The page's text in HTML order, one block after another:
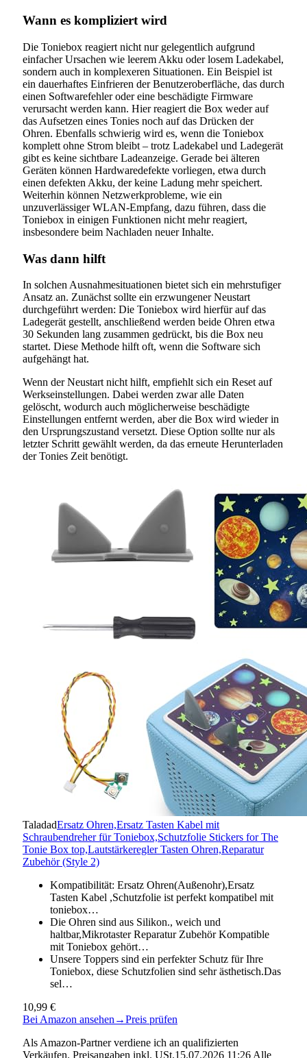
Wann es kompliziert wird
Die Toniebox reagiert nicht nur gelegentlich aufgrund
einfacher Ursachen wie leerem Akku oder losem Ladekabel,
sondern auch in komplexeren Situationen. Ein Beispiel ist
ein dauerhaftes Einfrieren der Benutzeroberfläche, das durch
einen Softwarefehler oder eine beschädigte Firmware
verursacht werden kann. Hier reagiert die Box weder auf
das Aufsetzen eines Tonies noch auf das Drücken der
Ohren. Ebenfalls schwierig wird es, wenn die Toniebox
komplett ohne Strom bleibt – trotz Ladekabel und Ladegerät
gibt es keine sichtbare Ladeanzeige. Gerade bei älteren
Geräten können Hardwaredefekte vorliegen, etwa durch
einen defekten Akku, der keine Ladung mehr speichert.
Weiterhin können Netzwerkprobleme, wie ein
unzuverlässiger WLAN-Empfang, dazu führen, dass die
Toniebox in einigen Funktionen nicht mehr reagiert,
insbesondere beim Nachladen neuer Inhalte.
Was dann hilft
In solchen Ausnahmesituationen bietet sich ein mehrstufiger
Ansatz an. Zunächst sollte ein erzwungener Neustart
durchgeführt werden: Die Toniebox wird hierfür auf das
Ladegerät gestellt, anschließend werden beide Ohren etwa
30 Sekunden lang zusammen gedrückt, bis die Box neu
startet. Diese Methode hilft oft, wenn die Software sich
aufgehängt hat.
Wenn der Neustart nicht hilft, empfiehlt sich ein Reset auf
Werkseinstellungen. Dabei werden zwar alle Daten
gelöscht, wodurch auch möglicherweise beschädigte
Einstellungen entfernt werden, aber die Box wird wieder in
den Ursprungszustand versetzt. Diese Option sollte nur als
letzter Schritt gewählt werden, da das erneute Herunterladen
der Tonies Zeit benötigt.
TaladadErsatz Ohren,Ersatz Tasten Kabel mit
Schraubendreher für Toniebox,Schutzfolie Stickers for The
Tonie Box top,Lautstärkeregler Tasten Ohren,Reparatur
Zubehör (Style 2)
Kompatibilität: Ersatz Ohren(Außenohr),Ersatz
Tasten Kabel ,Schutzfolie ist perfekt kompatibel mit
toniebox…
Die Ohren sind aus Silikon., weich und
haltbar,Mikrotaster Reparatur Zubehör Kompatible
mit Toniebox gehört…
Unsere Toppers sind ein perfekter Schutz für Ihre
Toniebox, diese Schutzfolien sind sehr ästhetisch.Das
sel…
10,99 €
Bei Amazon ansehen →Preis prüfen
Als Amazon-Partner verdiene ich an qualifizierten
Verkäufen. Preisangaben inkl. USt.15.07.2026 11:26 Alle